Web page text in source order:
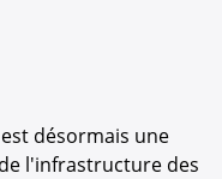
désormais une
l'infrastructure des